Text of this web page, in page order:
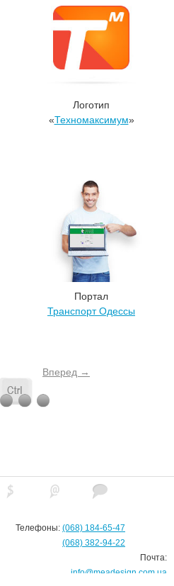
Логотип
«Техномаксимум»
Портал
Транспорт Одессы
Вперед →
Телефоны: (068) 184-65-47
(068) 382-94-22
Почта:
info@meadesign.com.ua